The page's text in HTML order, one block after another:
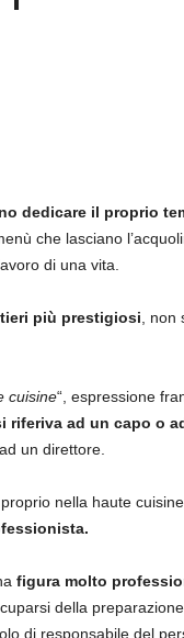
dedicare il proprio
che lasciano
di una vita.
più prestigiosi ,
cuisine“, espressione
riferiva ad un capo o
un direttore.
nella haute
figura molto
della
di responsabile del